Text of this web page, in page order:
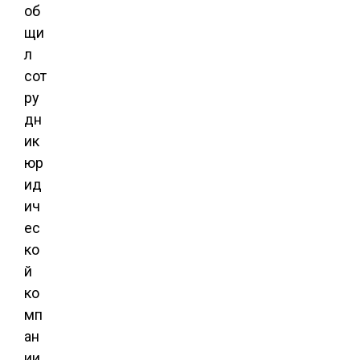
об
щи
л
сот
ру
дн
ик
юр
ид
ич
ес
ко
й
ко
мп
ан